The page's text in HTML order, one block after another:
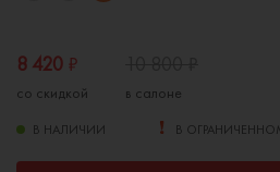
8 420 ₽
со скидкой в салоне
В НАЛИЧИИ В